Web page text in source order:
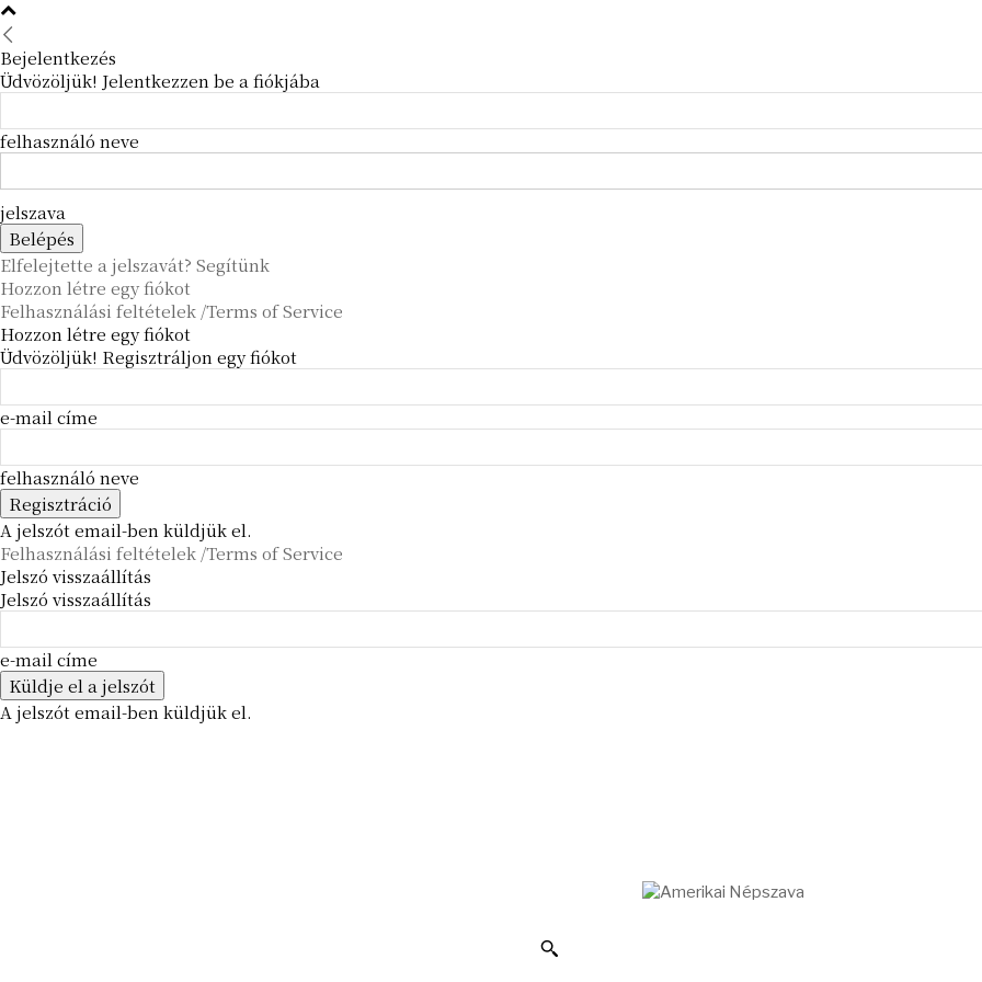
Bejelentkezés
Üdvözöljük! Jelentkezzen be a fiókjába
felhasználó neve
jelszava
Elfelejtette a jelszavát? Segítünk
Hozzon létre egy fiókot
Felhasználási feltételek /Terms of Service
Hozzon létre egy fiókot
Üdvözöljük! Regisztráljon egy fiókot
e-mail címe
felhasználó neve
A jelszót email-ben küldjük el.
Felhasználási feltételek /Terms of Service
Jelszó visszaállítás
Jelszó visszaállítás
e-mail címe
A jelszót email-ben küldjük el.